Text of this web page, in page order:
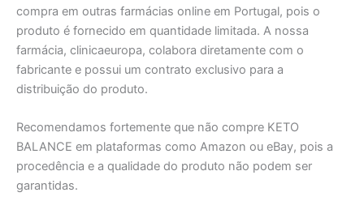
compra em outras farmácias online em Portugal, pois o
produto é fornecido em quantidade limitada. A nossa
farmácia, clinicaeuropa, colabora diretamente com o
fabricante e possui um contrato exclusivo para a
distribuição do produto.
Recomendamos fortemente que não compre KETO
BALANCE em plataformas como Amazon ou eBay, pois a
procedência e a qualidade do produto não podem ser
garantidas.